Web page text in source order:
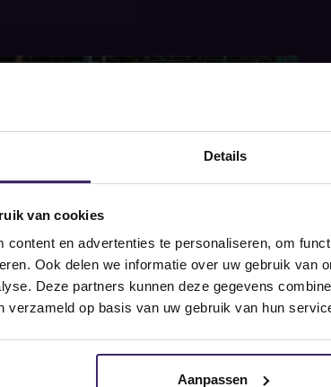
Details
van cookies
content en advertenties te personaliseren, om
Ook delen we informatie over uw gebruik van
Deze partners kunnen deze gegevens
verzameld op basis van uw gebruik van hun
Aanpassen